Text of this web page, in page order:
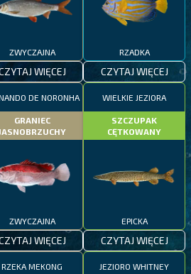
ZWYCZAJNA
WIĘCEJ
RZADKA
CZYTAJ WIĘCEJ
DE NORONHA
GRANIEC
ZWYCZAJNA
WIĘCEJ
WIELKIE JEZIORA
SZCZUPAK
CĘTKOWANY
EPICKA
CZYTAJ WIĘCEJ
RZEKA MEKONG JEZIORO WHITNEY